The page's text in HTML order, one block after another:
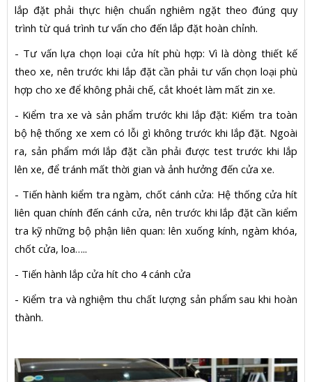
lắp đặt phải thực hiện chuẩn nghiêm ngặt theo đúng quy
trình từ quá trình tư vấn cho đến lắp đặt hoàn chỉnh.
- Tư vấn lựa chọn loại cửa hít phù hợp: Vì là dòng thiết kế
theo xe, nên trước khi lắp đặt cần phải tư vấn chọn loại phù
hợp cho xe để không phải chế, cắt khoét làm mất zin xe.
- Kiểm tra xe và sản phẩm trước khi lắp đặt: Kiểm tra toàn
bộ hệ thống xe xem có lỗi gì không trước khi lắp đặt. Ngoài
ra, sản phẩm mới lắp đặt cần phải được test trước khi lắp
lên xe, để tránh mất thời gian và ảnh hưởng đến cửa xe.
- Tiến hành kiểm tra ngàm, chốt cánh cửa: Hệ thống cửa hít
liên quan chính đến cánh cửa, nên trước khi lắp đặt cần kiểm
tra kỹ những bộ phận liên quan: lên xuống kính, ngàm khóa,
chốt cửa, loa…..
- Tiến hành lắp cửa hít cho 4 cánh cửa
- Kiểm tra và nghiệm thu chất lượng sản phẩm sau khi hoàn
thành.